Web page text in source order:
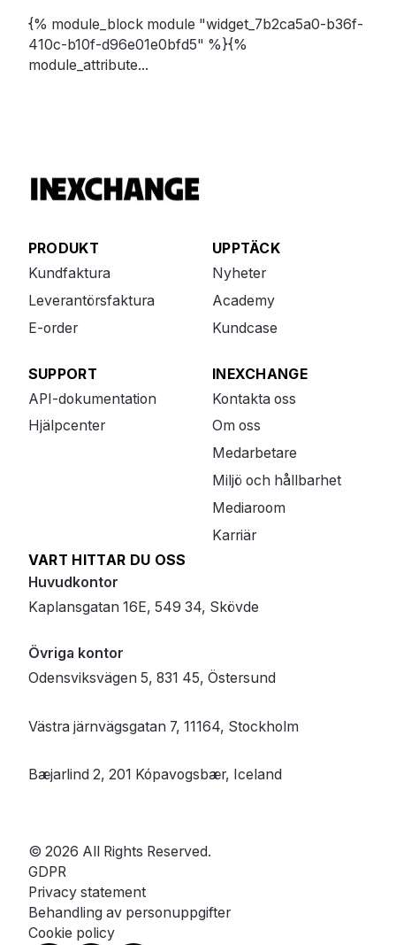
{% module_block module "widget_7b2ca5a0-b36f-
410c-b10f-d96e01e0bfd5" %}{%
module_attribute...
PRODUKT
Kundfaktura
Leverantörsfaktura
E-order
UPPTÄCK
Nyheter
Academy
Kundcase
SUPPORT
API-dokumentation
Hjälpcenter
INEXCHANGE
Kontakta oss
Om oss
Medarbetare
Miljö och hållbarhet
Mediaroom
Karriär
VART HITTAR DU OSS
Huvudkontor
Kaplansgatan 16E, 549 34, Skövde
Övriga kontor
Odensviksvägen 5, 831 45, Östersund
Västra järnvägsgatan 7, 11164, Stockholm
Bæjarlind 2, 201 Kópavogsbær, Iceland
© 2026 All Rights Reserved.
GDPR
Privacy statement
Behandling av personuppgifter
Cookie policy